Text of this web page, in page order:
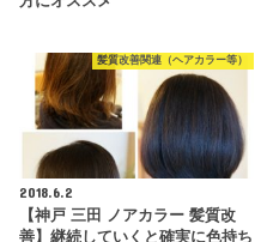
髪質改善関連（ヘアカラー等）
2018.6.2
【神戸 三田 ノアカラー 髪質改
善】継続していくと確実に色持ち